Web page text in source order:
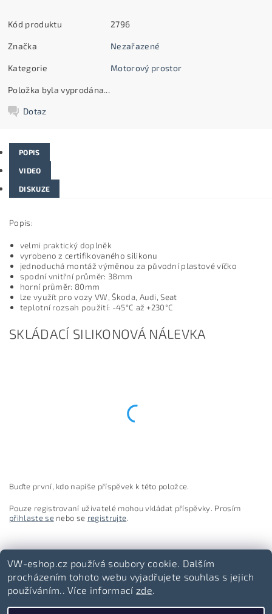
Kód produktu 2796
Značka Nezařazené
Kategorie Motorový prostor
Položka byla vyprodána...
Dotaz
POPIS
VIDEO
DISKUZE
Popis:
velmi praktický doplněk
vyrobeno z certifikovaného silikonu
jednoduchá montáž výměnou za původní plastové víčko
spodní vnitřní průměr: 38mm
horní průměr: 80mm
lze využít pro vozy VW, Škoda, Audi, Seat
teplotní rozsah použití: -45°C až +230°C
SKLÁDACÍ SILIKONOVÁ NÁLEVKA
Buďte první, kdo napíše příspěvek k této položce.
Pouze registrovaní uživatelé mohou vkládat příspěvky. Prosím
přihlaste senebo se registrujte.
Volkswagen-lifestyle.cz
VW-eshop.cz používá soubory cookie. Dalším
procházením tohoto webu vyjadřujete souhlas s jejich
používáním.. Více informací zde.